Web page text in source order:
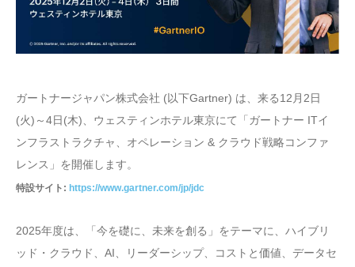
ガートナージャパン株式会社 (以下Gartner) は、来る12月2日
(火)～4日(木)、ウェスティンホテル東京にて「ガートナー ITイ
ンフラストラクチャ、オペレーション & クラウド戦略コンファ
レンス」を開催します。
特設サイト: https://www.gartner.com/jp/jdc
2025年度は、「今を礎に、未来を創る」をテーマに、ハイブリ
ッド・クラウド、AI、リーダーシップ、コストと価値、データセ